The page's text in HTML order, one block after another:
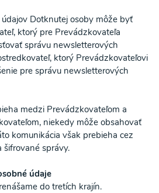
Dotknutej osoby môže byť
ktorý pre Prevádzkovateľa
správu newsletterových
ktorý Prevádzkovateľovi
pre správu newsletterových
medzi Prevádzkovateľom a
niekedy môže obsahovať
komunikácia však prebieha cez
správy.
údaje
do tretích krajín.